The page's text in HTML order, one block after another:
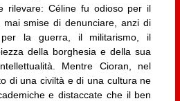
rilevare: Céline fu odioso per il
mai smise di denunciare, anzi di
la guerra, il militarismo, il
della borghesia e della sua
Mentre Cioran, nel
di una civiltà e di una cultura ne
e distaccate che il ben